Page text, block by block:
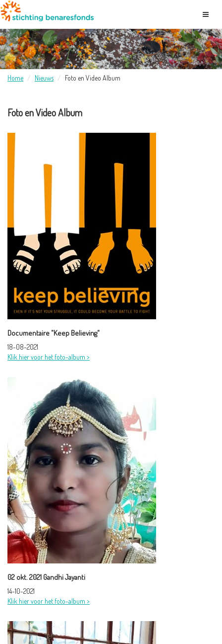
Home Nieuws Foto en Video Album
Foto en Video Album
Documentaire "Keep Believing"
18-08-2021
Klik hier voor het foto-album >
02 okt. 2021 Gandhi Jayanti
14-10-2021
Klik hier voor het foto-album >